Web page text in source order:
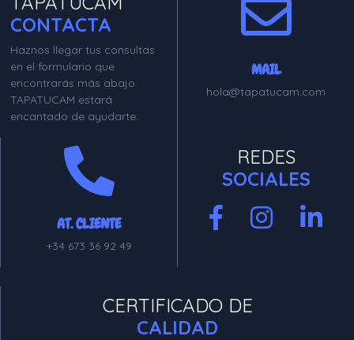
CONTACTA
Haznos llegar tus consultas
en el formulario que
encontrarás más abajo.
TAPATUCAM estará
encantado de ayudarte.
MAIL
hola@tapatucam.com
AT. CLIENTE
+34 673 36 92 49
REDES
SOCIALES
CERTIFICADO DE
CALIDAD